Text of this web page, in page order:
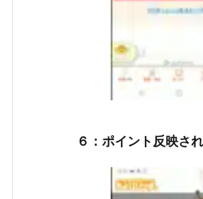
６：ポイント反映さ